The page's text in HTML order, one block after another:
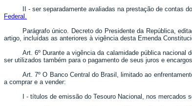
II - ser separadamente avaliadas na prestação de contas
Federal .
Parágrafo único. Decreto do Presidente da República,
artigo, incluídas as anteriores à vigência desta Emenda
Art. 6º Durante a vigência da calamidade pública nacional
ser utilizados também para o pagamento de seus juros e
Art. 7º O Banco Central do Brasil, limitado ao
a comprar e a vender:
I - títulos de emissão do Tesouro Nacional, nos mercados